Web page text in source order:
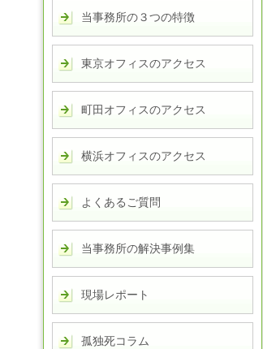
当事務所の３つの特徴
東京オフィスのアクセス
町田オフィスのアクセス
横浜オフィスのアクセス
よくあるご質問
当事務所の解決事例集
現場レポート
孤独死コラム